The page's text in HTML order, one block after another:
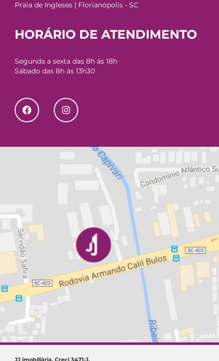
Praia de Ingleses | Florianópolis - SC
HORÁRIO DE ATENDIMENTO
Segunda a sexta das 8h ás 18h
Sábado das 8h ás 13h30
JJ imobiliária. Creci 3471-J.